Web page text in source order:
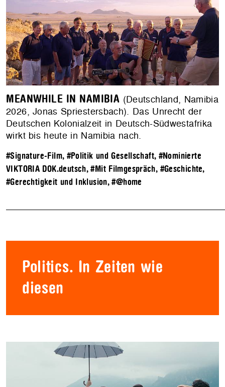
MEANWHILE IN NAMIBIA (Deutschland, Namibia
2026, Jonas Spriestersbach). Das Unrecht der
Deutschen Kolonialzeit in Deutsch-Südwestafrika
wirkt bis heute in Namibia nach.
#Signature-Film, #Politik und Gesellschaft, #Nominierte
VIKTORIA DOK.deutsch,#Mit Filmgespräch, #Geschichte,
#Gerechtigkeit und Inklusion,#@home
Politics. In Zeiten wie
diesen